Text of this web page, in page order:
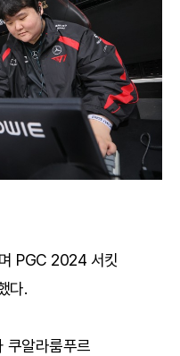
PGC 2024 서킷
다.
쿠알라룸푸르